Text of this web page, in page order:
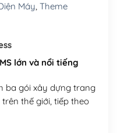
Máy, Theme
lớn và nổi tiếng
ba gói xây dựng trang
thế giới, tiếp theo